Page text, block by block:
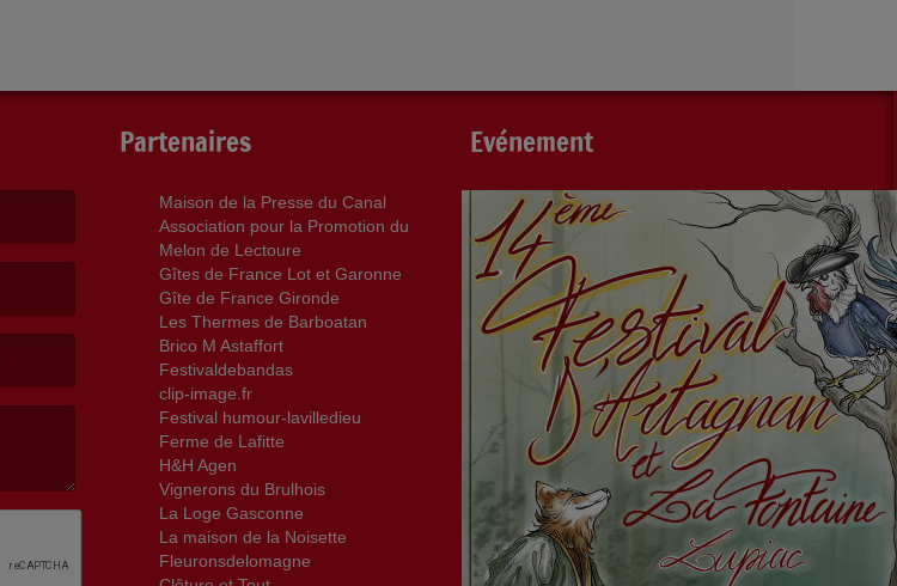
Partenaires
Maison de la Presse du Canal
Association pour la Promotion du
Melon de Lectoure
Gîtes de France Lot et Garonne
Gîte de France Gironde
Les Thermes de Barboatan
Brico M Astaffort
Festivaldebandas
clip-image.fr
Festival humour-lavilledieu
Ferme de Lafitte
H&H Agen
Vignerons du Brulhois
La Loge Gasconne
La maison de la Noisette
Fleuronsdelomagne
Evénement